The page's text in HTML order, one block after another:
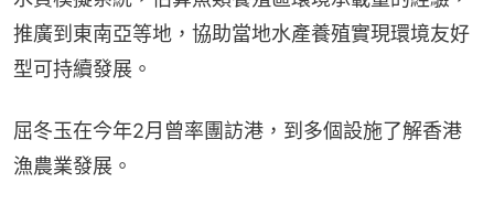
推廣到東南亞等地，協助當地水產養殖實現環境友好
型可持續發展。
屈冬玉在今年2月曾率團訪港，到多個設施了解香港
漁農業發展。